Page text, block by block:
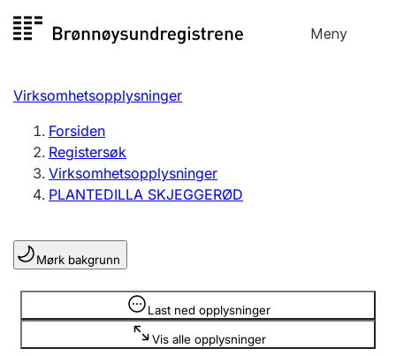
til
Meny
Registersøk
Aksjeselskap
Enkeltpersonforetak
Registrere, endre, slette
Lag og forening
Registrere, endre, slette
Virksomhetsopplysninger
Forsiden
Registersøk
Virksomhetsopplysninger
PLANTEDILLA SKJEGGERØD
Mørk bakgrunn
Last ned opplysninger
Vis alle opplysninger
Opplysninger er skjult